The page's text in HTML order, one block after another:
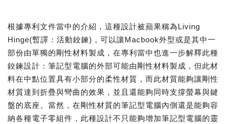
根據專利文件當中的介紹，這種設計被蘋果稱為Living
Hinge(暫譯：活動鉸鍊)，可以讓Macbook外型或是其中一
部份由單獨的剛性材料製成，在專利當中也進一步解釋此種
鉸鍊設計：筆記型電腦的外部可能由剛性材料製成，但此材
料在中點位置具有小部分的柔性材質，而此材質能夠讓剛性
材質達到折疊與彎曲的效果，並且還能夠同時支撐螢幕與鍵
盤的底座。當然，在剛性材質的筆記型電腦內側還是能夠容
納各種電子零組件，此種設計不只能夠增加筆記型電腦的靈